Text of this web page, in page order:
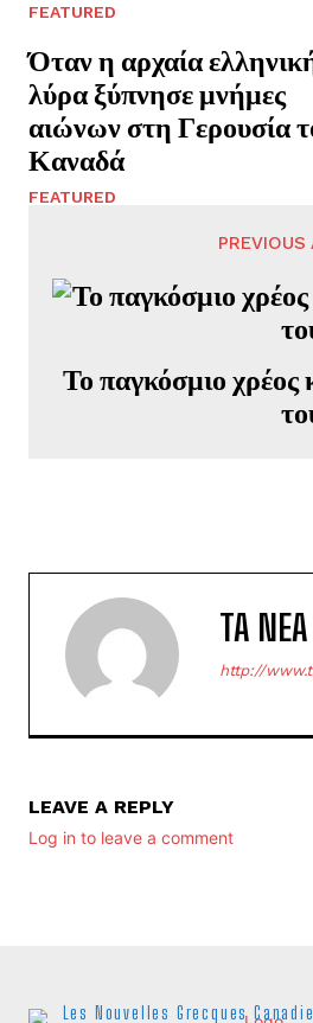
FEATURED
Όταν η αρχαία
λύρα ξύπνησε μνήμες
αιώνων στη Γερουσία
Καναδά
FEATURED
PREVIOUS
Το παγκόσμιο χρέος
TA NEA
http://
LEAVE A REPLY
Log in to leave a comment
Les Nouvelles Grecques